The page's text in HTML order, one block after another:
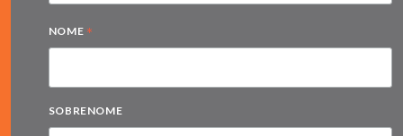
NOME *
SOBRENOME